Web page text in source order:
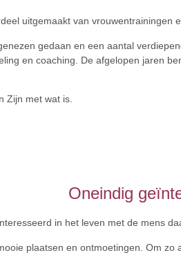
uitgemaakt van vrouwentrainingen
gedaan en een aantal
en coaching. De afgelopen jaren
Zijn met wat is.
Oneindig
in het leven met de mens
plaatsen en ontmoetingen. Om